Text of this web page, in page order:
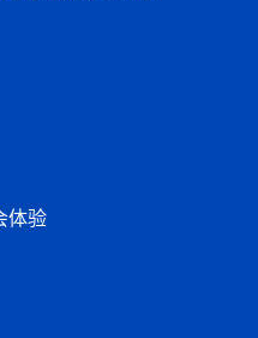
体验